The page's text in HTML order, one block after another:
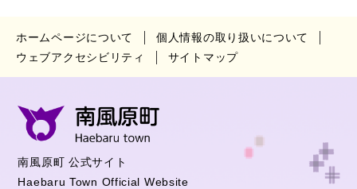
ホームページについて
個人情報の取り扱いについて
ウェブアクセシビリティ
サイトマップ
南風原町 公式サイト
Haebaru Town Official Website